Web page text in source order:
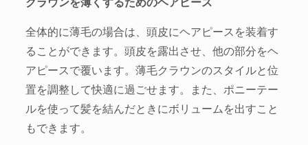
全体的に薄毛の場合は、頭皮にヘアピースを装着す
ることができます。頭皮を露出させ、他の部分をヘ
アピースで覆います。薄毛クラウンのスタイルと位
置を調整して快適に過ごせます。また、ポニーテー
ルを使って髪を結んだときにボリュームを出すこと
もできます。